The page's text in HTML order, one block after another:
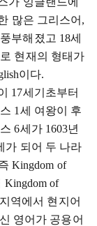
많은 그리스어,
부해졌고 18세
현재의 형태가
이다.
17세기초부터
1세 여왕이 후
6세가 1603년
가 되어 두 나라
Kingdom of
Kingdom of
역에서 현지어
영어가 공용어